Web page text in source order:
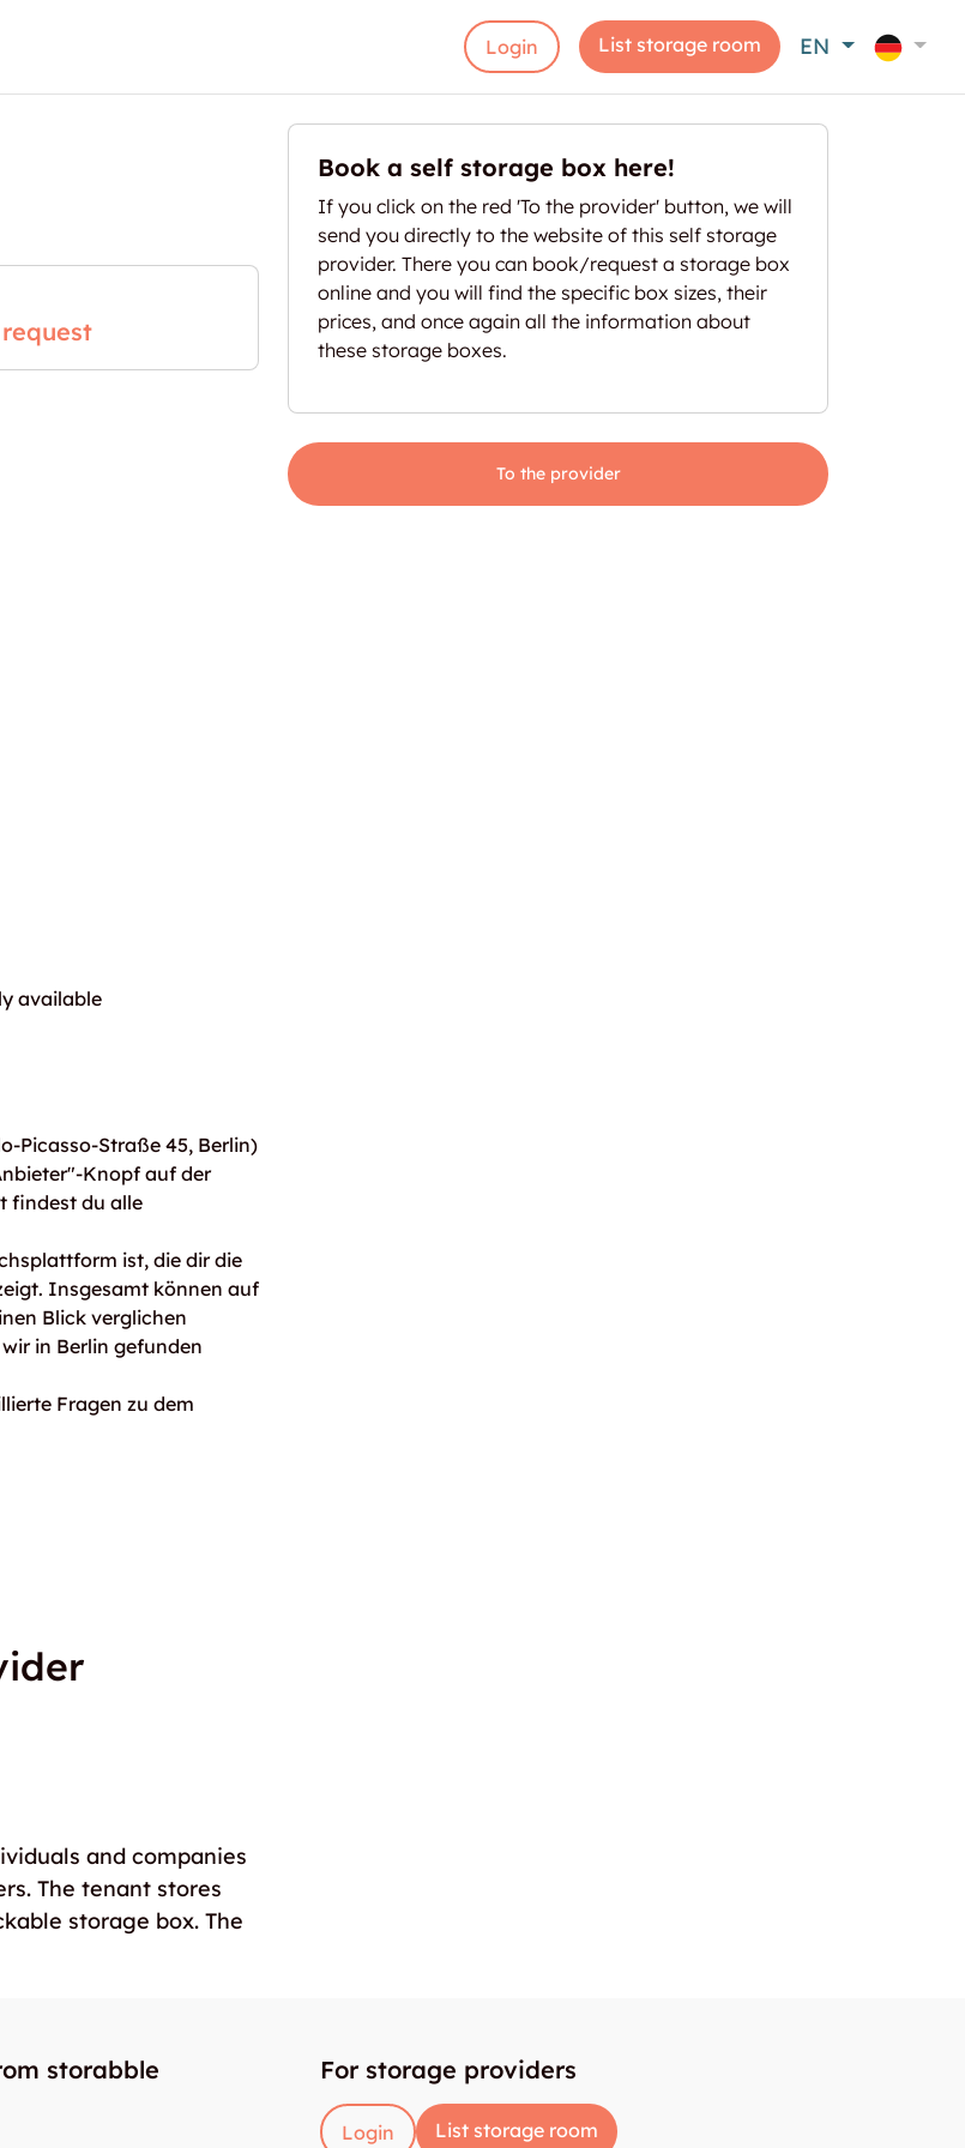
Login List storage room EN
available
Picasso-Straße 45, Berlin)
Knopf auf der
findest du alle
ist, die dir die
Insgesamt können auf
Blick verglichen
in Berlin gefunden
Fragen zu dem
and companies
The tenant stores
storage box. The
Book a self storage box here!
If you click on the red 'To the provider' button, we will
send you directly to the website of this self storage
provider. There you can book/request a storage box
online and you will find the specific box sizes, their
prices, and once again all the information about
these storage boxes.
To the provider
storabble For storage providers
Login List storage room